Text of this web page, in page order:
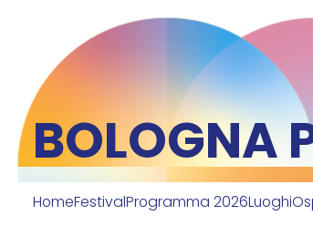
BOLOGNA
HomeFestivalProgramma 2026Luoghi